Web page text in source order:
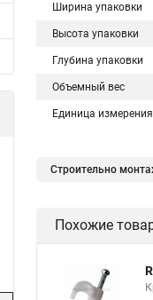
Ширина упаковки
Высота упаковки
Глубина упаковки
Объемный вес
Единица измерения
Строительно
Похожие